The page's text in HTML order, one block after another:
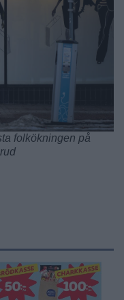
folkökningen på